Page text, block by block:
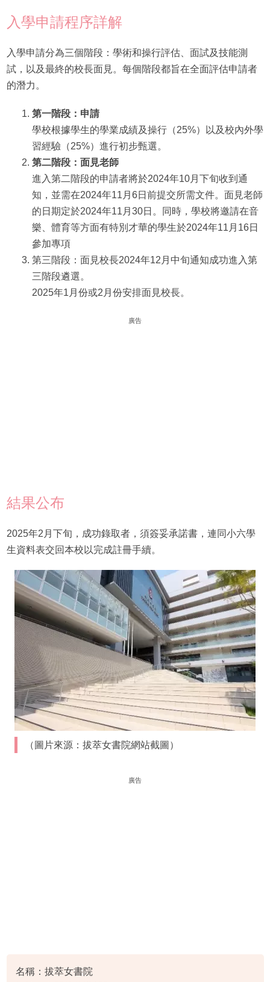
入學申請程序詳解
入學申請分為三個階段：學術和操行評估、面試及技能測
試，以及最終的校長面見。每個階段都旨在全面評估申請者
的潛力。
第一階段：申請
學校根據學生的學業成績及操行（25%）以及校內外學
習經驗（25%）進行初步甄選。
第二階段：面見老師
進入第二階段的申請者將於2024年10月下旬收到通
知，並需在2024年11月6日前提交所需文件。面見老師
的日期定於2024年11月30日。同時，學校將邀請在音
樂、體育等方面有特別才華的學生於2024年11月16日
參加專項
第三階段：面見校長2024年12月中旬通知成功進入第
三階段遴選。
2025年1月份或2月份安排面見校長。
廣告
結果公布
2025年2月下旬，成功錄取者，須簽妥承諾書，連同小六學
生資料表交回本校以完成註冊手續。
（圖片來源：拔萃女書院網站截圖）
廣告
名稱：拔萃女書院